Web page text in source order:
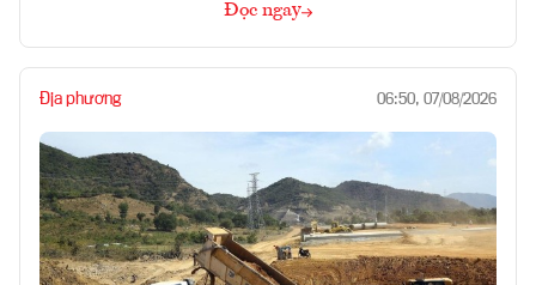
Đọc ngay
Địa phương 06:50, 07/08/2026